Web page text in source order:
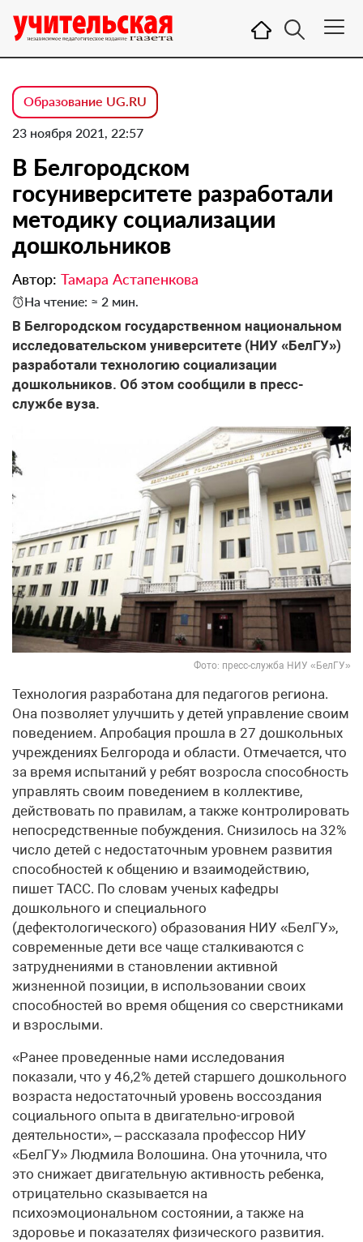
Образование UG.RU
23 ноября 2021, 22:57
В Белгородском
госуниверситете разработали
методику социализации
дошкольников
Автор: Тамара Астапенкова
На чтение: ≈ 2 мин.
В Белгородском государственном национальном
исследовательском университете (НИУ «БелГУ»)
разработали технологию социализации
дошкольников. Об этом сообщили в пресс-
службе вуза.
Фото: пресс-служба НИУ «БелГУ»
Технология разработана для педагогов региона.
Она позволяет улучшить у детей управление своим
поведением. Апробация прошла в 27 дошкольных
учреждениях Белгорода и области. Отмечается, что
за время испытаний у ребят возросла способность
управлять своим поведением в коллективе,
действовать по правилам, а также контролировать
непосредственные побуждения. Снизилось на 32%
число детей с недостаточным уровнем развития
способностей к общению и взаимодействию,
пишет ТАСС. По словам ученых кафедры
дошкольного и специального
(дефектологического) образования НИУ «БелГУ»,
современные дети все чаще сталкиваются с
затруднениями в становлении активной
жизненной позиции, в использовании своих
способностей во время общения со сверстниками
и взрослыми.
«Ранее проведенные нами исследования
показали, что у 46,2% детей старшего дошкольного
возраста недостаточный уровень воссоздания
социального опыта в двигательно-игровой
деятельности», – рассказала профессор НИУ
«БелГУ» Людмила Волошина. Она уточнила, что
это снижает двигательную активность ребенка,
отрицательно сказывается на
психоэмоциональном состоянии, а также на
здоровье и показателях физического развития.